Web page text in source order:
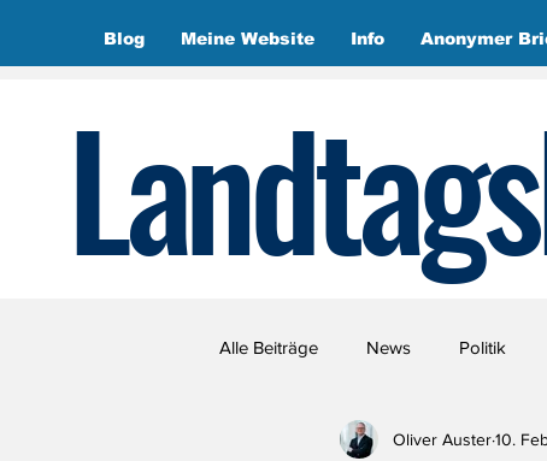
Blog Meine Website Info Anonymer
Alle Beiträge News Politik
Oliver Auster10.